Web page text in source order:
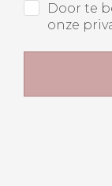
Door te
onze